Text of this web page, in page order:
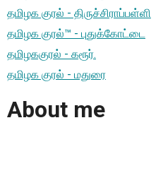
தமிழக குரல் - திருச்சிராப்பள்ளி
தமிழக குரல்™ - புதுக்கோட்டை
தமிழககுரல் - கரூர்.
தமிழக குரல் - மதுரை
About me